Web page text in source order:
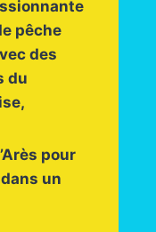
pêche
des
du
pour
un